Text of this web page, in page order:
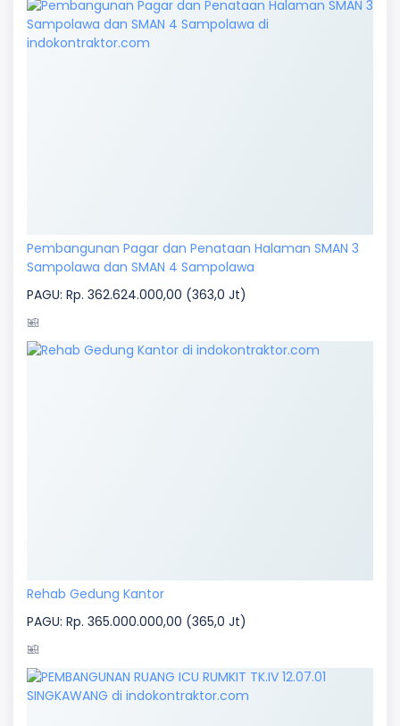
Pembangunan Pagar dan Penataan Halaman SMAN 3
Sampolawa dan SMAN 4 Sampolawa
PAGU: Rp. 362.624.000,00 (363,0 Jt)
Rehab Gedung Kantor
PAGU: Rp. 365.000.000,00 (365,0 Jt)